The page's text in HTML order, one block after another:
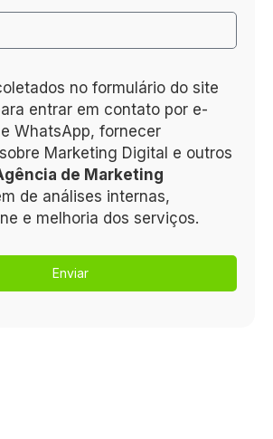
no formulário do site
entrar em contato por e-
WhatsApp, fornecer
Marketing Digital e outros
de Marketing
de análises internas,
e melhoria dos serviços.
Enviar